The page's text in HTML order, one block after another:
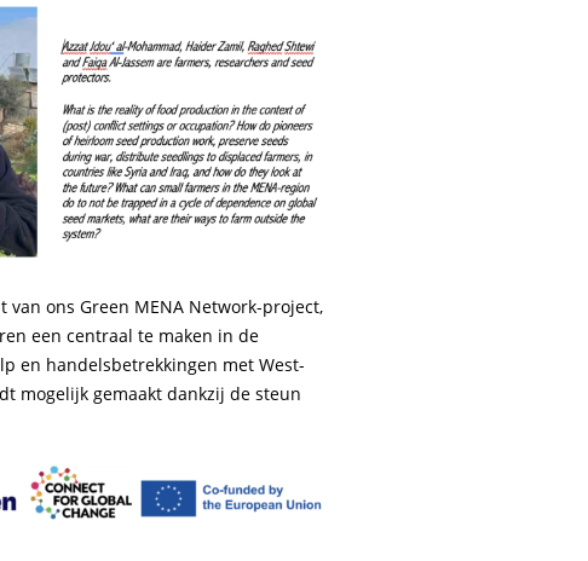
ons Green MENA Network-project,
een centraal te maken in de
en handelsbetrekkingen met West-
mogelijk gemaakt dankzij de steun